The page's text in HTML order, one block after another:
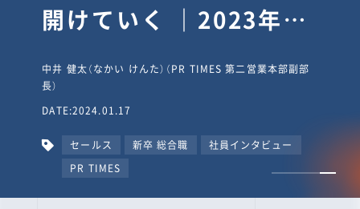
輔塾・前編】
山田真輔（やまだ しんすけ）（執行役員 兼 Jooto事業部
長）
DATE:2023.09.08
カルチャー CxO キャリア入社 Jooto